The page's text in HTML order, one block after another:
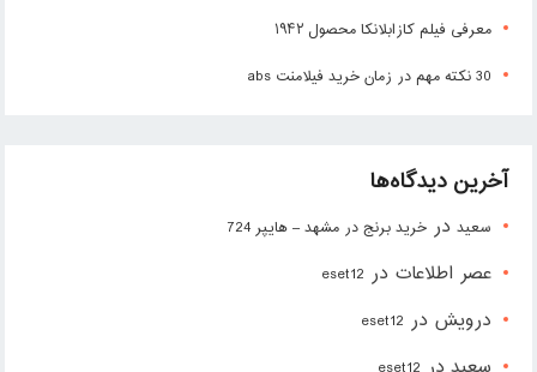
معرفی فیلم کازابلانکا محصول ۱۹۴۲
30 نکته مهم در زمان خرید فیلامنت abs
آخرین دیدگاه‌ها
سعید درخرید برنج در مشهد – هایپر 724
عصر اطلاعات در eset12
درویش در eset12